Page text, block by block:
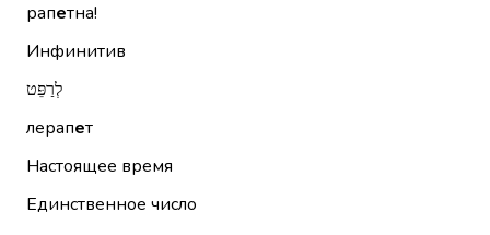
рапетна!
Инфинитив
לְרַפֵּט
лерапет
Настоящее время
Единственное число